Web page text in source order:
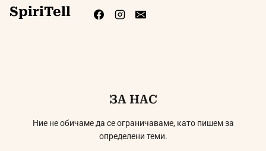
SpiriTell
ЗА НАС
Ние не обичаме да се ограничаваме, като пишем за
определени теми.